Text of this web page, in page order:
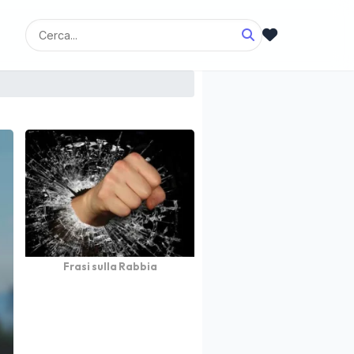
Frasi sulla Rabbia